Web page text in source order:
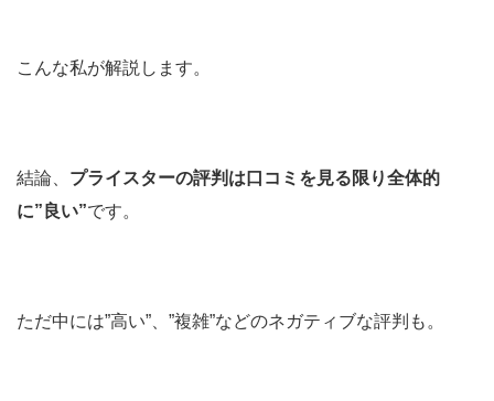
こんな私が解説します。
結論、 プライスターの評判は口コミを見る限り全体的
に”良い”です。
ただ中には”高い”、”複雑”などのネガティブな評判も。